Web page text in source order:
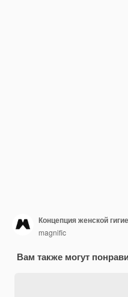
Концепция женской
magnific
Вам также могут